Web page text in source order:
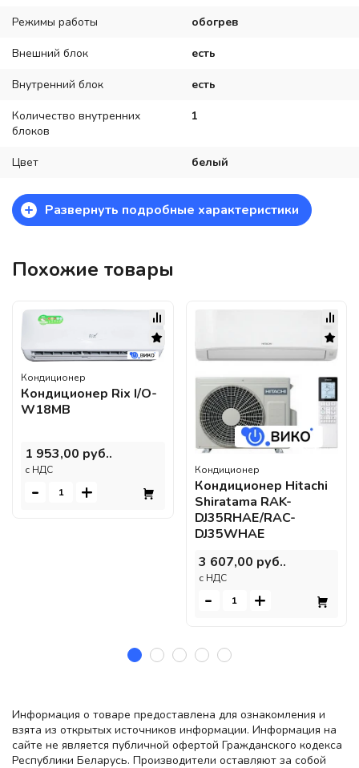
Режимы работы обогрев
Внешний блок есть
Внутренний блок есть
Количество внутренних
блоков
1
Цвет белый
+ Развернуть подробные характеристики
Похожие товары
Кондиционер
Кондиционер Rix I/O-
W18MB
1 953,00 руб..
c НДС
- +
Кондиционер
Кондиционер Hitachi
Shiratama RAK-
DJ35RHAE/RAC-
DJ35WHAE
3 607,00 руб..
c НДС
- +
Информация о товаре предоставлена для ознакомления и
взята из открытых источников информации. Информация на
сайте не является публичной офертой Гражданского кодекса
Республики Беларусь. Производители оставляют за собой